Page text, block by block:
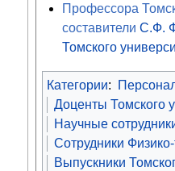
Профессора
составителиС.Ф.
Томского
Категории:
Доценты Томского
Научные
Сотрудники
Выпускники